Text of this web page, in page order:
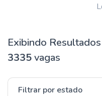
Exibindo
3335vagas
Filtrar por estado